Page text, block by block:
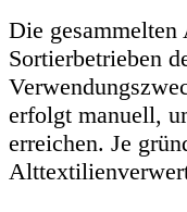
Die
Sortierbetrieben
erfolgt manuell,
erreichen. Je